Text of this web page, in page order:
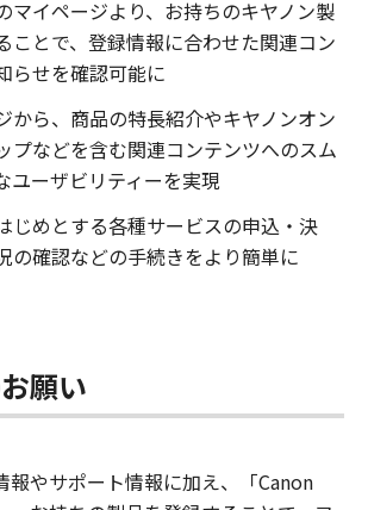
マイページより、お持ちのキヤノン製
ことで、登録情報に合わせた関連コン
らせを確認可能に
から、商品の特長紹介やキヤノンオン
プなどを含む関連コンテンツへのスム
ユーザビリティーを実現
じめとする各種サービスの申込・決
の確認などの手続きをより簡単に
願い
報やサポート情報に加え、「Canon